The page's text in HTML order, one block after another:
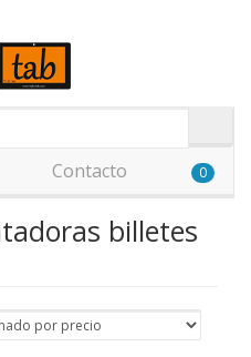
Contacto 0
billetes